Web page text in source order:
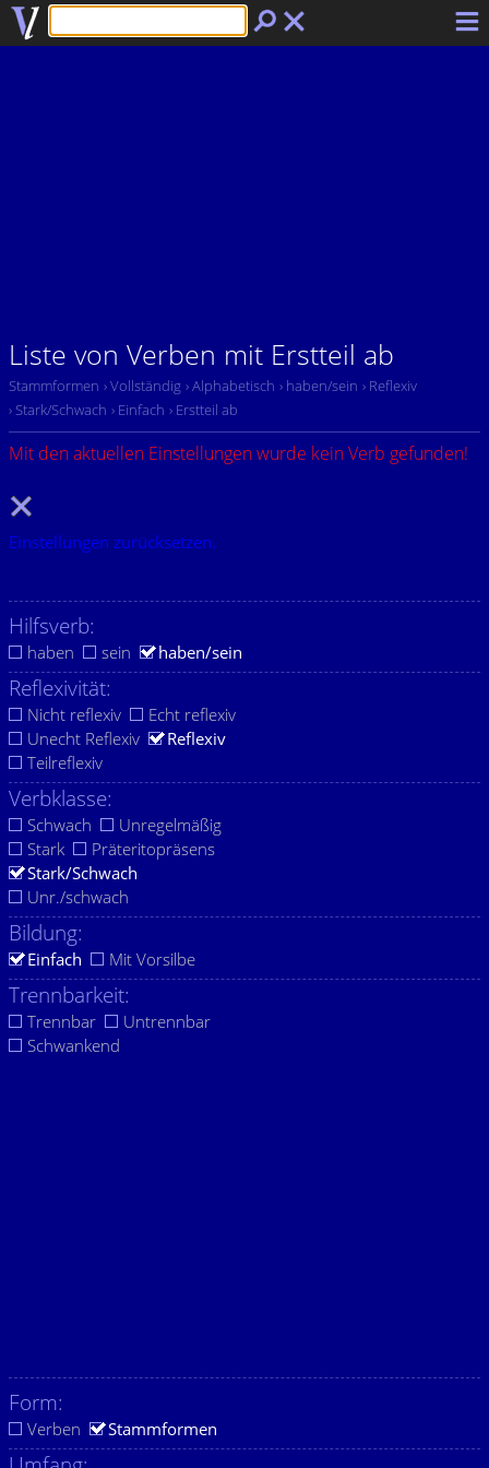
Liste von Verben mit Erstteil ab
Stammformen › Vollständig › Alphabetisch › haben/sein › Reflexiv
› Stark/Schwach › Einfach › Erstteil ab
Mit den aktuellen Einstellungen wurde kein Verb gefunden!
Einstellungen zurücksetzen.
Hilfsverb:
haben sein haben/sein
Reflexivität:
Nicht reflexiv
Echt reflexiv
Unecht Reflexiv
Reflexiv
Teilreflexiv
Verbklasse:
Schwach
Unregelmäßig
Stark
Präteritopräsens
Stark/Schwach
Unr./schwach
Bildung:
Einfach Mit Vorsilbe
Trennbarkeit:
Trennbar
Untrennbar
Schwankend
Form:
Verben Stammformen